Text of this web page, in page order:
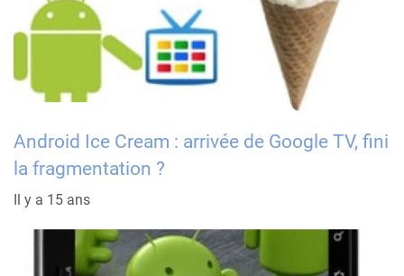
Android Ice Cream : arrivée de Google TV, fini
la fragmentation ?
Il y a 15 ans